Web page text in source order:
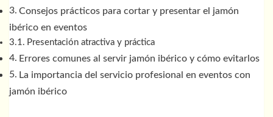
Consejos prácticos para cortar y presentar el jamón
ibérico en eventos
Presentación atractiva y práctica
Errores comunes al servir jamón ibérico y cómo evitarlos
La importancia del servicio profesional en eventos con
jamón ibérico